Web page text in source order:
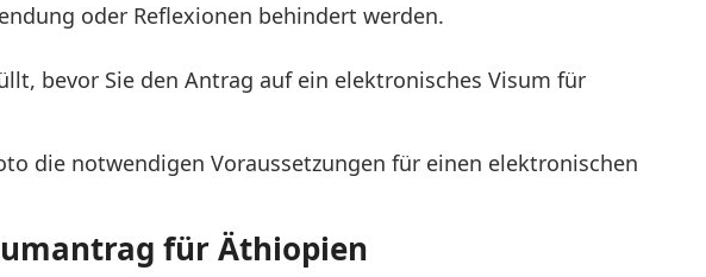
oder Reflexionen behindert werden.
bevor Sie den Antrag auf ein elektronisches Visum für
die notwendigen Voraussetzungen für einen elektronischen
für Äthiopien